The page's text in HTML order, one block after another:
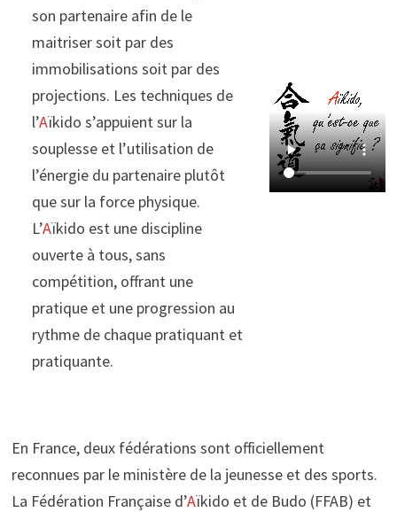
son partenaire afin de le
maitriser soit par des
immobilisations soit par des
projections. Les techniques de
l’Aïkido s’appuient sur la
souplesse et l’utilisation de
l’énergie du partenaire plutôt
que sur la force physique.
L’Aïkido est une discipline
ouverte à tous, sans
compétition, offrant une
pratique et une progression au
rythme de chaque pratiquant et
pratiquante.
En France, deux fédérations sont officiellement
reconnues par le ministère de la jeunesse et des sports.
La Fédération Française d’Aïkido et de Budo (FFAB) et